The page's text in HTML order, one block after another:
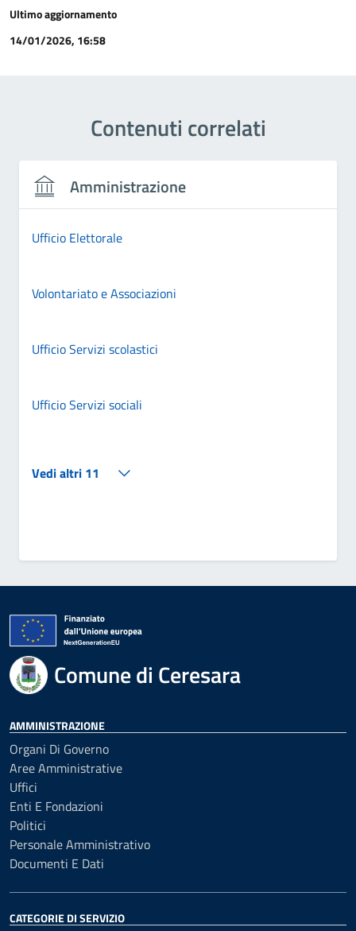
Ultimo aggiornamento
14/01/2026, 16:58
Contenuti correlati
Amministrazione
Ufficio Elettorale
Volontariato e Associazioni
Ufficio Servizi scolastici
Ufficio Servizi sociali
Vedi altri 11
Comune di Ceresara
AMMINISTRAZIONE
Organi Di Governo
Aree Amministrative
Uffici
Enti E Fondazioni
Politici
Personale Amministrativo
Documenti E Dati
CATEGORIE DI SERVIZIO